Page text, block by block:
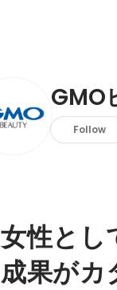
GMO
Follow
女性とし
成果がカ